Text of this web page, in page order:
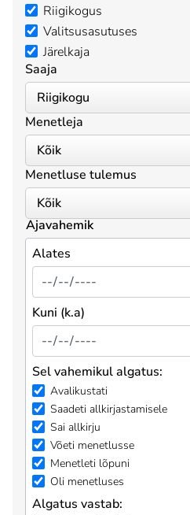
Riigikogus
Valitsusasutuses
Järelkaja
Saaja
Menetleja
Menetluse tulemus
Ajavahemik
Alates
Kuni (k.a)
Sel vahemikul algatus:
Avalikustati
Saadeti allkirjastamisele
Sai allkirju
Võeti menetlusse
Menetleti lõpuni
Oli menetluses
Algatus vastab: